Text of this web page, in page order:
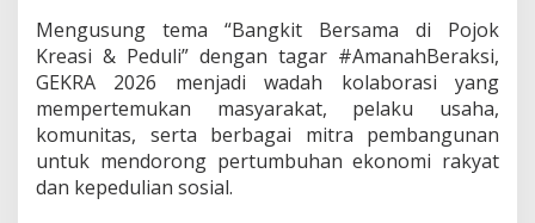
Mengusung tema “Bangkit Bersama di Pojok
Kreasi & Peduli” dengan tagar #AmanahBeraksi,
GEKRA 2026 menjadi wadah kolaborasi yang
mempertemukan masyarakat, pelaku usaha,
komunitas, serta berbagai mitra pembangunan
untuk mendorong pertumbuhan ekonomi rakyat
dan kepedulian sosial.